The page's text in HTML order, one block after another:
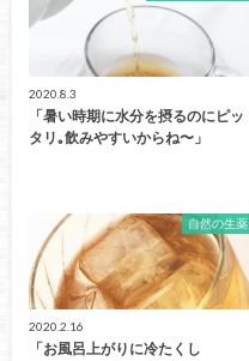
2020.8.3
「暑い時期に水分を摂るのにピッ
タリ｡飲みやすいからね〜」
自然の生薬
2020.2.16
「お風呂上がりに冷たくし